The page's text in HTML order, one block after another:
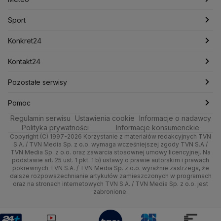
Mariusz Błaszczak
Mark Zuckerberg
Ministerstwo Aktywów Państwowych
Ministerstwo Infrastruktury
Ministerstwo Rolnictwa
Ministerstwo Rozwoju i Technologii
Ministerstwo Sportu i Turystyki
Ministerstwo Cyfryzacji
Ministerstwo Edukacji Narodowej
Ministerstwo Finansów
Ministerstwo Klimatu i Środowiska
Ministerstwo Nauki i Szkolnictwa Wyższego
Ministerstwo Rodziny, Pracy i Polityki Społecznej
Sport
Zdrowie
Technologia
Quizy
Tematy
Newslettery
Ludzie Faktów
Katowice
Kraków
Poznań
Trójmiasto
Kielce
Kujawsko-pomorskie
Lublin
Lubuskie
Notowania
Pieniądze
Nieruchomości
Rynki
Dla firm
Handel
Ze świata
Tech
Moto
Pogoda godzinowa
Pogoda długoterminowa
Pogoda na jutro
Pogoda na weekend
Najnowsze
Polska
Prognoza
Świat
Nauka
Sport
Piłka Nożna
Tenis
Kolarstwo
Skoki Narciarskie
Sporty zimowe
Lekkoatletyka
Siatkówka
F1
Konkret24
Najnowsze
Polska
Świat
Polityka
Zdrowie
Tech
Nauka
Kontakt24
Najnowsze
Gorące Tematy
Wyślij zgłoszenie
Pozostałe serwisy
TVN
Dzień Dobry TVN
Uwaga TVN
HGTV
TVN Turbo
Pomoc
Centrum pomocy
Test zgodności
Oglądaj na TV
Zrealizuj voucher
Regulamin serwisu Ustawienia cookie
Informacje o nadawcy
Polityka prywatności
Informacje konsumenckie
Copyright (C) 1997-2026 Korzystanie z materiałów redakcyjnych TVN
S.A. / TVN Media Sp. z o.o. wymaga wcześniejszej zgody TVN S.A./
TVN Media Sp. z o.o. oraz zawarcia stosownej umowy licencyjnej. Na
podstawie art. 25 ust. 1 pkt. 1 b) ustawy o prawie autorskim i prawach
pokrewnych TVN S.A. / TVN Media Sp. z o.o. wyraźnie zastrzega, że
dalsze rozpowszechnianie artykułów zamieszczonych w programach
oraz na stronach internetowych TVN S.A. / TVN Media Sp. z o.o. jest
zabronione.